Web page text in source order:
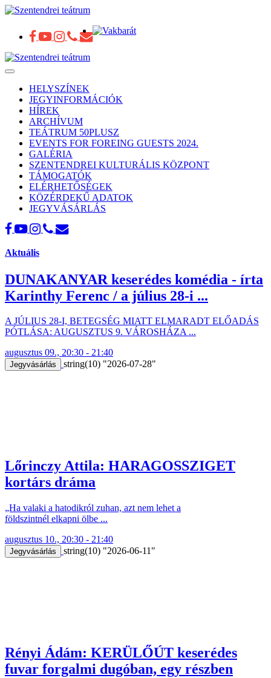
Toggle
navigationHELYSZÍNEK
JEGYINFORMÁCIÓK
HÍREK
ARCHÍVUM
TEÁTRUM 50PLUSZ
EVENTS FOR FOREING GUESTS 2024.
GALÉRIA
SZENTENDREI KULTURÁLIS KÖZPONT
TÁMOGATÓK
ELÉRHETŐSÉGEK
KÖZÉRDEKŰ ADATOK
JEGYVÁSÁRLÁS
Aktuális
DUNAKANYAR keserédes komédia - írta
Karinthy Ferenc / a július 28-i ...
A JÚLIUS 28-I, BETEGSÉG MIATT ELMARADT ELŐADÁS
PÓTLÁSA: AUGUSZTUS 9. VÁROSHÁZA ...
augusztus 09., 20:30 - 21:40
Jegyvásárlás string(10) "2026-07-28"
Lőrinczy Attila: HARAGOSSZIGET
kortárs dráma
„Ha valaki a hatodikról zuhan, azt nem lehet a
földszintnél elkapni ölbe ...
augusztus 10., 20:30 - 21:40
Jegyvásárlás string(10) "2026-06-11"
Rényi Ádám: KERÜLŐÚT keserédes
fuvar forgalmi dugóban, egy részben